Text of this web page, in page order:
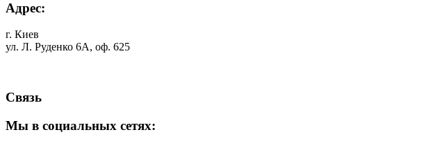
Адрес:
г. Киев
ул. Л. Руденко 6А, оф. 625
Связь
Мы в социальных сетях: